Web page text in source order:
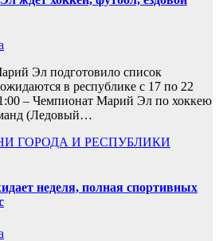
Эл подготовило список
в республике с 17 по 22
– Чемпионат Марий Эл по хоккею
(Ледовый…
ГОРОДА И РЕСПУБЛИКИ
неделя, полная спортивных